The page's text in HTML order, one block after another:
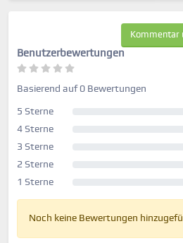
Kommentar
Benutzerbewertungen
Basierend auf 0 Bewertungen
5 Sterne
4 Sterne
3 Sterne
2 Sterne
1 Sterne
Noch keine Bewertungen